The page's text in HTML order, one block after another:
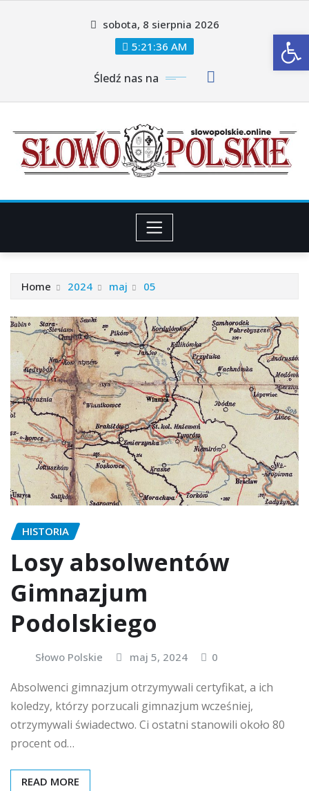
sobota, 8 sierpnia 2026
5:21:36 AM
Śledź nas na
Home 2024 maj 05
HISTORIA
Losy absolwentów
Gimnazjum
Podolskiego
Słowo Polskie maj 5, 2024 0
Absolwenci gimnazjum otrzymywali certyfikat, a ich
koledzy, którzy porzucali gimnazjum wcześniej,
otrzymywali świadectwo. Ci ostatni stanowili około 80
procent od…
READ MORE